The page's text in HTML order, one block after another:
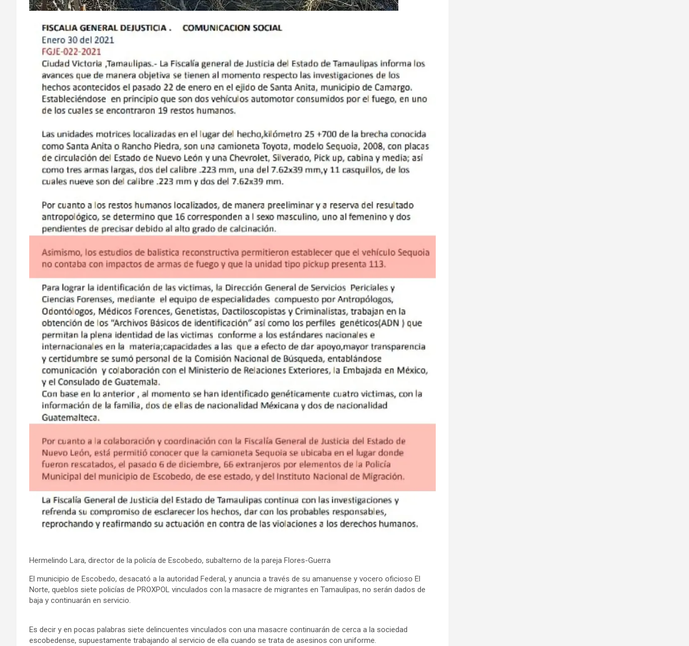
Hermelindo Lara, director de la policía de Escobedo, subalterno de la pareja Flores-Guerra
El municipio de Escobedo, desacató a la autoridad Federal, y anuncia a través de su amanuense y vocero oficioso El
Norte, queblos siete policías de PROXPOL vinculados con la masacre de migrantes en Tamaulipas, no serán dados de
baja y continuarán en servicio.
Es decir y en pocas palabras siete delincuentes vinculados con una masacre continuarán de cerca a la sociedad
escobedense, supuestamente trabajando al servicio de ella cuando se trata de asesinos con uniforme.